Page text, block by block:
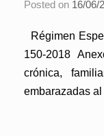
Posted on 16/06/
Régimen
150-2018
crónica,
embarazadas